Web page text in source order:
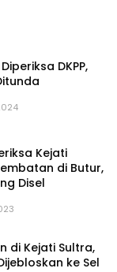
DKPP,
Kejati
di Butur,
Disel
di Kejati Sultra,
ke Sel